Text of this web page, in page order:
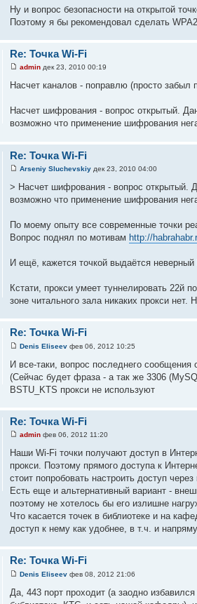
Ну и вопрос безопасности на открытой
Поэтому я бы рекомендовал сделать
Re: Точка Wi-Fi
admin дек 23, 2010 00:19
Насчет каналов - поправлю (просто забыл
Насчет шифрования - вопрос открытый.
возможно что применение шифрования
Re: Точка Wi-Fi
Arseniy Sluchevskiy дек 23, 2010 04:00
> Насчет шифрования - вопрос открытый.
возможно что применение шифрования
По моему опыту все современные точки
Вопрос поднял по мотивам http://
И ещё, кажется точкой выдаётся
Кстати, прокси умеет туннелировать 22й
зоне читального зала никаких прокси нет.
Re: Точка Wi-Fi
Denis Eliseev фев 06, 2012 10:25
И все-таки, вопрос последнего сообщения
(Сейчас будет фраза - а так же 3306
BSTU_KTS прокси не используют
Re: Точка Wi-Fi
admin фев 06, 2012 11:20
Наши Wi-Fi точки получают доступ в
прокси. Поэтому прямого доступа к
стоит попробовать настроить доступ
Есть еще и альтернативный вариант -
поэтому не хотелось бы его излишне
Что касается точек в библиотеке и на
доступ к нему как удобнее, в т.ч. и
Re: Точка Wi-Fi
Denis Eliseev фев 08, 2012 21:06
Да, 443 порт проходит (а заодно